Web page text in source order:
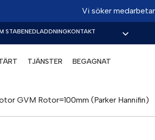
Vi söker
STABENEDLADDNINGKONTAKT
TJÄNSTER BEGAGNAT
GVM Rotor=100mm (Parker Hannifin)